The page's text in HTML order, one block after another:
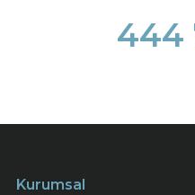
444
Kurumsal